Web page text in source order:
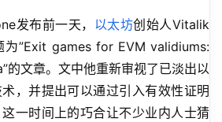
发布前一天， 以太坊创始人Vitalik
为”Exit games for EVM validiums:
文章。文中他重新审视了已淡出以
，并提出可以通过引入有效性证明
一时间上的巧合让不少业内人士猜